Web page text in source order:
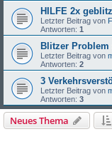
HILFE 2x
Letzter Beitrag von
Antworten: 1
Blitzer
Letzter Beitrag von
Antworten: 2
3
Letzter Beitrag von
Antworten: 3
Neues Thema